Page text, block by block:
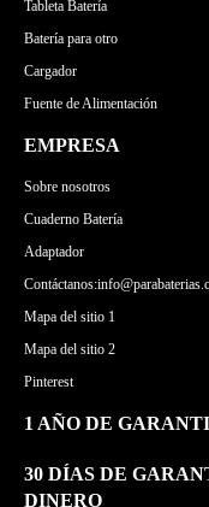
Tableta Batería
Batería para otro
Cargador
Fuente de Alimentación
EMPRESA
Sobre nosotros
Cuaderno Batería
Adaptador
Mapa del sitio 1
Mapa del sitio 2
Pinterest
1 AÑO DE
30 DÍAS DE
DINERO